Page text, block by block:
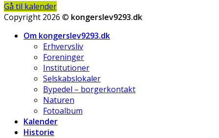
Gå til kalender
Copyright 2026 © kongerslev9293.dk
Om kongerslev9293.dk
Erhvervsliv
Foreninger
Institutioner
Selskabslokaler
Bypedel – borgerkontakt
Naturen
Fotoalbum
Kalender
Historie